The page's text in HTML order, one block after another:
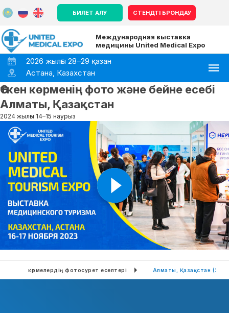
БИЛЕТ АЛУ СТЕНДТІ БРОНДАУ
Международная выставка
медицины United Medical Expo
2026 жылғы 28–29 қазан
Астана, Казахстан
Өткен көрменің фото және бейне есебі
Алматы, Қазақстан
2024 жылғы 14–15 наурыз
Өткен көрмелердің фотосурет есептері Алматы, Қазақстан